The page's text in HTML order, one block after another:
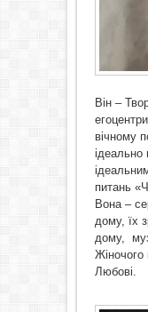
Він –
вічному
ідеально
питань
Вона –
дому, їх
дому,
Жіночого
Любові.